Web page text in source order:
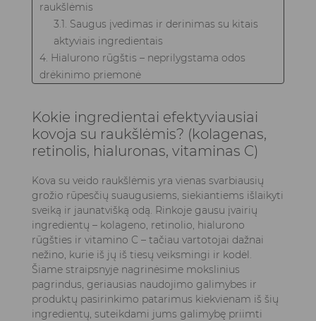
raukšlėmis
3.1. Saugus įvedimas ir derinimas su kitais
aktyviais ingredientais
4. Hialurono rūgštis – neprilygstama odos
drėkinimo priemonė
priešsenėjimo ingredientais
5. Vitaminas C – antioksidantų galia jaunatviškai
odai
5.1. Kaip pasirinkti ir naudoti vitamino C
serumus
6. Išvados
7. Dažniausiai užduodami klausimai
7.1. Kuris ingredientas greičiausiai veikia prieš
raukšles: retinolis, kolagenas, hialurono
rūgštis ar vitaminas C?
7.2. Ar šiuos ingredientus galima saugiai
derinti?
7.3. Nuo kokio amžiaus turėčiau pradėti
Kokie ingredientai efektyviausiai
kovoja su raukšlėmis? (kolagenas,
retinolis, hialuronas, vitaminas C)
Kova su veido raukšlėmis yra vienas svarbiausių
grožio rūpesčių suaugusiems, siekiantiems išlaikyti
sveiką ir jaunatvišką odą. Rinkoje gausu įvairių
ingredientų – kolageno, retinolio, hialurono
rūgšties ir vitamino C – tačiau vartotojai dažnai
nežino, kurie iš jų iš tiesų veiksmingi ir kodėl.
Šiame straipsnyje nagrinėsime mokslinius
pagrindus, geriausias naudojimo galimybes ir
produktų pasirinkimo patarimus kiekvienam iš šių
ingredientų, suteikdami jums galimybę priimti